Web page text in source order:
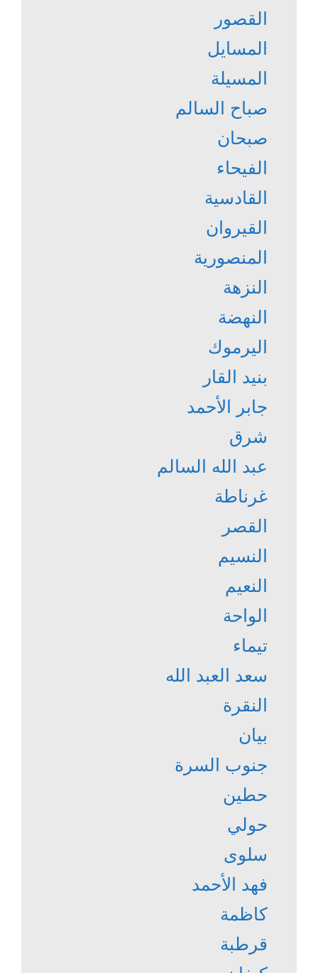
القصور
المسايل
المسيلة
صباح السالم
صبحان
الفيحاء
القادسية
القيروان
المنصورية
النزهة
النهضة
اليرموك
بنيد القار
جابر الأحمد
شرق
عبد الله السالم
غرناطة
القصر
النسيم
النعيم
الواحة
تيماء
سعد العبد الله
النقرة
بيان
جنوب السرة
حطين
حولي
سلوى
فهد الأحمد
كاظمة
قرطبة